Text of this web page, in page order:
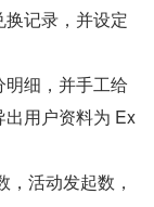
记录，并设定
细，并手工给
用户资料为 Ex
活动发起数，